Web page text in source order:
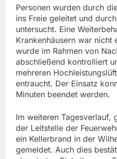
Personen wurden durch
ins Freie geleitet und
untersucht. Eine
Krankenhäusern war nicht
wurde im Rahmen von
abschließend kontrolliert
mehreren
entraucht. Der Einsatz
Minuten beendet werden.
Im weiteren Tagesverlauf,
der Leitstelle der
ein Kellerbrand in der
gemeldet. Auch dies